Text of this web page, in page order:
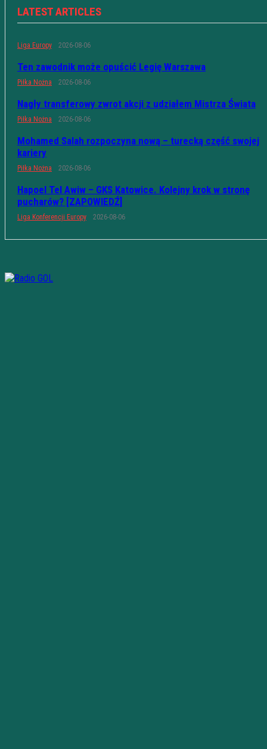
LATEST ARTICLES
Liga Europy 2026-08-06
Ten zawodnik może opuścić Legię Warszawa
Piłka Nożna 2026-08-06
Nagły transferowy zwrot akcji z udziałem Mistrza Świata
Piłka Nożna 2026-08-06
Mohamed Salah rozpoczyna nową – turecką część swojej
kariery
Piłka Nożna 2026-08-06
Hapoel Tel Awiw – GKS Katowice. Kolejny krok w stronę
pucharów? [ZAPOWIEDŹ]
Liga Konferencji Europy 2026-08-06